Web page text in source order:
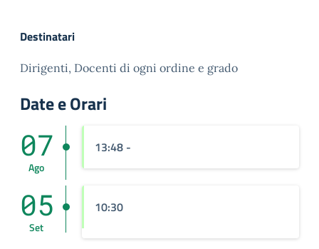
Destinatari
Dirigenti, Docenti di ogni ordine e grado
Date e Orari
07
Ago
13:48 -
05
Set
10:30